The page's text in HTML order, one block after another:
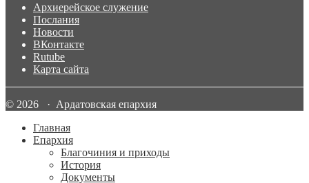
Архиерейское служение
Послания
Новости
ВКонтакте
Rutube
Карта сайта
© 2026 · Ардатовская епархия
Главная
Епархия
Благочиния и приходы
История
Документы